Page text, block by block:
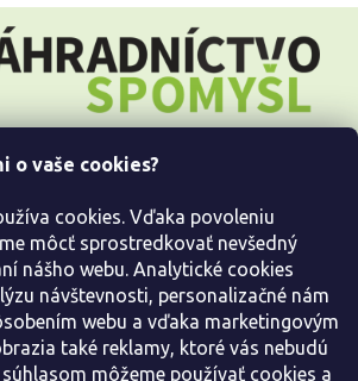
o vaše cookies?
cookies. Vďaka povoleniu
môcť sprostredkovať nevšedný
nášho webu. Analytické cookies
návštevnosti, personalizačné nám
webu a vďaka marketingovým
také reklamy, ktoré vás nebudú
môžeme používať cookies a